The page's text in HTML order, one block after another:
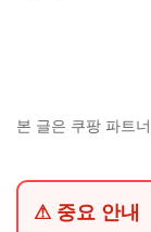
본 글은 쿠팡 파트
⚠ 중요 안내